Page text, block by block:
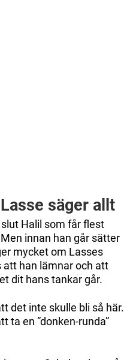
säger allt
Halil som får flest
innan han går sätter
mycket om Lasses
att han lämnar och att
dit hans tankar går.
det inte skulle bli så här.
ta en ”donken-runda”